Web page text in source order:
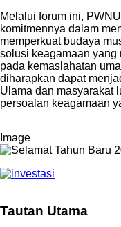
Melalui forum ini,
komitmennya dalam
memperkuat budaya
solusi keagamaan yang
pada kemaslahatan
diharapkan dapat
Ulama dan masyarakat
persoalan keagamaan
Image
Tautan Utama